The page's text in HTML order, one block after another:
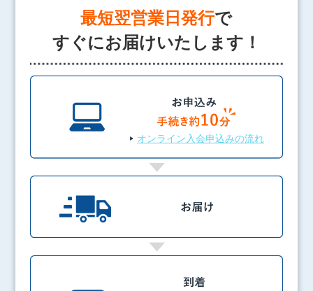
最短翌営業日発行で
すぐにお届けいたします！
オンライン入会申込みの流れ